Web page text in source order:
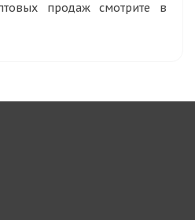
продаж смотрите в